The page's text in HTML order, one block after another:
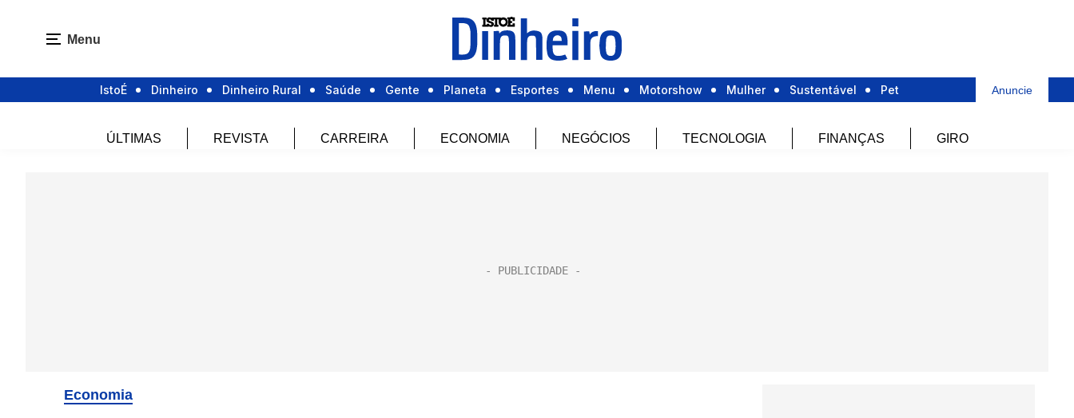
Menu
IstoÉ Dinheiro Dinheiro Rural Saúde Gente Planeta Esportes Menu Motorshow Mulher Sustentável Pet Anuncie
ÚLTIMAS REVISTA CARREIRA ECONOMIA NEGÓCIOS TECNOLOGIA FINANÇAS GIRO
Economia